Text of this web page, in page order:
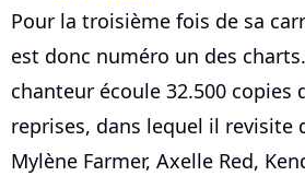
Pour la troisième fois de sa
est donc numéro un des
chanteur écoule 32.500 copies
reprises, dans lequel il revisite
Mylène Farmer, Axelle Red,